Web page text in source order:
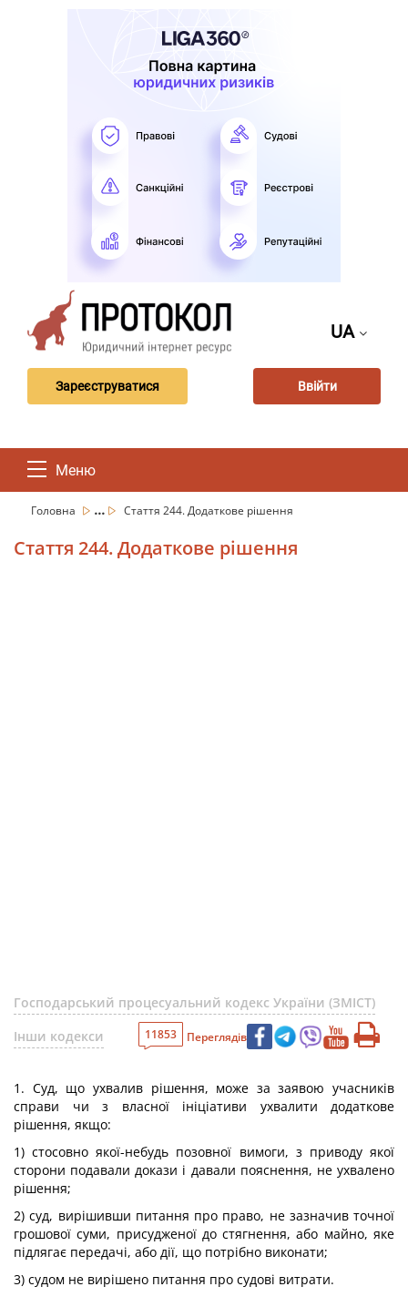
UA
Зареєструватися Ввійти
Меню
Головна ... Стаття 244. Додаткове рішення
Стаття 244. Додаткове рішення
Господарський процесуальний кодекс України (ЗМІСТ)
Інши кодекси
11853 Переглядів
1. Суд, що ухвалив рішення, може за заявою учасників
справи чи з власної ініціативи ухвалити додаткове
рішення, якщо:
1) стосовно якої-небудь позовної вимоги, з приводу якої
сторони подавали докази і давали пояснення, не ухвалено
рішення;
2) суд, вирішивши питання про право, не зазначив точної
грошової суми, присудженої до стягнення, або майно, яке
підлягає передачі, або дії, що потрібно виконати;
3) судом не вирішено питання про судові витрати.